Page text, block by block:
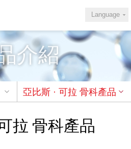
Language
介紹
亞比斯 · 可拉 骨科產品
拉 骨科產品